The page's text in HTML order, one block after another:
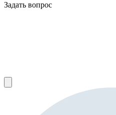
Задать вопрос